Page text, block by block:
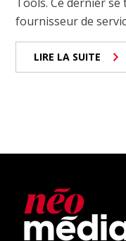
fournisseur de
LIRE LA SUITE